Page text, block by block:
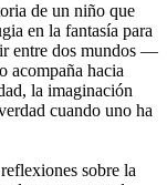
de un niño que
en la fantasía para
entre dos mundos —
acompaña hacia
la imaginación
cuando uno ha
sobre la